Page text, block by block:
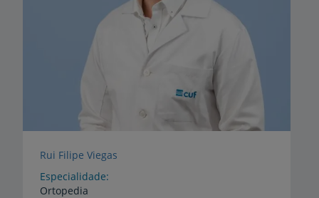
Rui Filipe Viegas
Especialidade
Ortopedia